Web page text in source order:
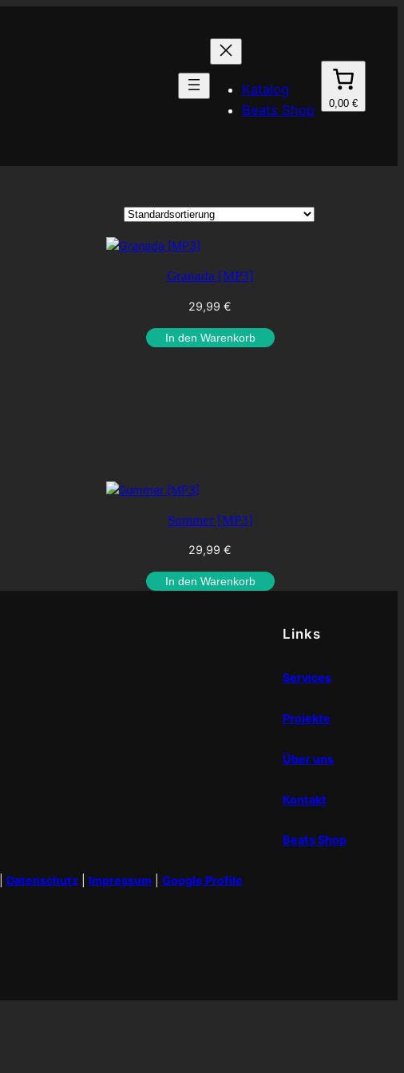
Katalog
Beats Shop
0,00 €
Granada [MP3]
29,99€
In den Warenkorb
Summer [MP3]
29,99€
In den Warenkorb
Links
Services
Projekte
Über uns
Kontakt
Beats Shop
Datenschutz| Impressum| Google Profile